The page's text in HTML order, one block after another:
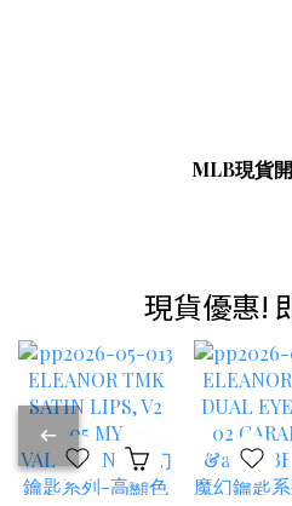
MLB現貨
現貨優惠!